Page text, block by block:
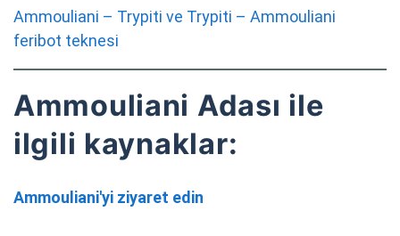
Ammouliani – Trypiti ve Trypiti – Ammouliani
feribot teknesi
Ammouliani Adası ile
ilgili kaynaklar:
Ammouliani'yi ziyaret edin